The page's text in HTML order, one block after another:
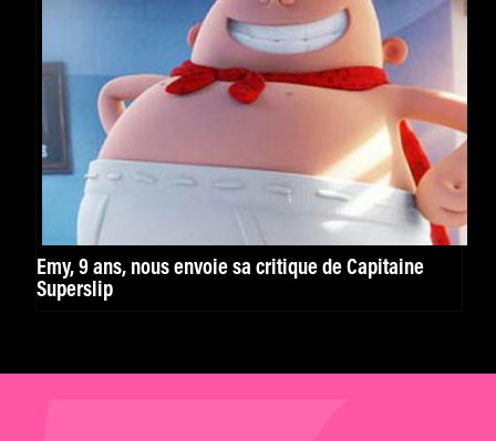
Emy, 9 ans, nous envoie sa critique de Capitaine
Superslip